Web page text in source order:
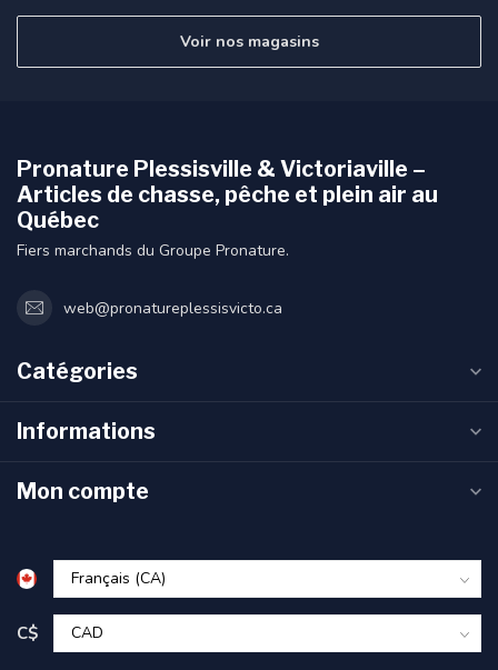
Voir nos magasins
Pronature Plessisville & Victoriaville –
Articles de chasse, pêche et plein air au
Québec
Fiers marchands du Groupe Pronature.
web@pronatureplessisvicto.ca
Catégories
Informations
Mon compte
C$